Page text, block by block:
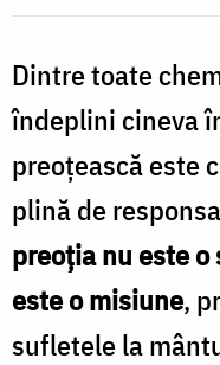
Dintre toate
îndeplini cineva
preoțească este
plină de
preoția nu este
este o misiune,
sufletele la